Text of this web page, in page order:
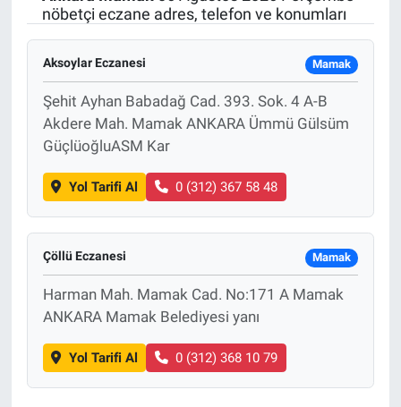
nöbetçi eczane adres, telefon ve konumları
Aksoylar Eczanesi Mamak
Şehit Ayhan Babadağ Cad. 393. Sok. 4 A-B
Akdere Mah. Mamak ANKARA Ümmü Gülsüm
GüçlüoğluASM Kar
Yol Tarifi Al 0 (312) 367 58 48
Çöllü Eczanesi Mamak
Harman Mah. Mamak Cad. No:171 A Mamak
ANKARA Mamak Belediyesi yanı
Yol Tarifi Al 0 (312) 368 10 79
Politika
Bilecik
Kütahya
Gezi
Genel
Çevre
Magazin
Bilim ve Teknoloji